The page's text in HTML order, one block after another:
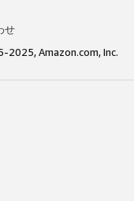
せ
2025, Amazon.com, Inc.